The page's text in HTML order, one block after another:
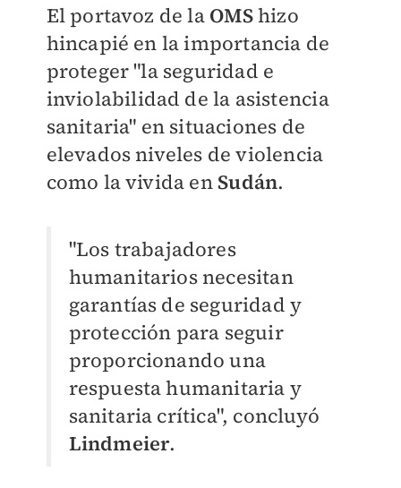
El portavoz de la OMShizo
hincapié en la importancia de
proteger "la seguridad e
inviolabilidad de la asistencia
sanitaria" en situaciones de
elevados niveles de violencia
como la vivida en Sudán.
"Los trabajadores
humanitarios necesitan
garantías de seguridad y
protección para seguir
proporcionando una
respuesta humanitaria y
sanitaria crítica", concluyó
Lindmeier.